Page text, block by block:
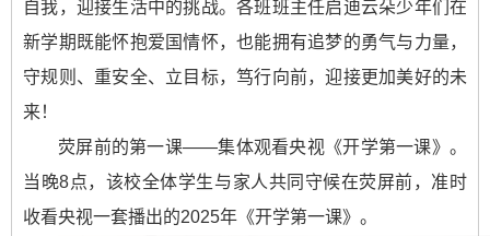
自我，迎接生活中的挑战。各班班主任启迪云朵少年们在
新学期既能怀抱爱国情怀，也能拥有追梦的勇气与力量，
守规则、重安全、立目标，笃行向前，迎接更加美好的未
来！
荧屏前的第一课——集体观看央视《开学第一课》。
当晚8点，该校全体学生与家人共同守候在荧屏前，准时
收看央视一套播出的2025年《开学第一课》。